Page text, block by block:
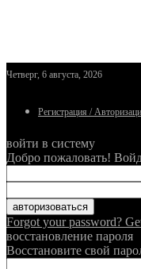
Четверг, 6 августа, 2026
Регистрация /
войти в систему
Добро пожаловать!
Forgot your password?
восстановление пароля
Восстановите свой